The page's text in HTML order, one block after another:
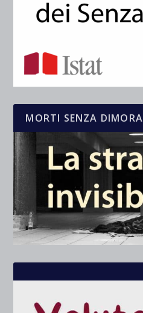
MORTI SENZA DIMORA